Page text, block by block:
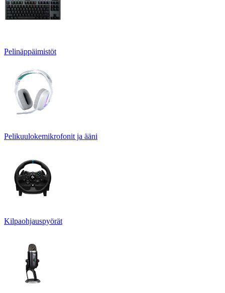
Pelinäppäimistöt
Pelikuulokemikrofonit ja ääni
Kilpaohjauspyörät